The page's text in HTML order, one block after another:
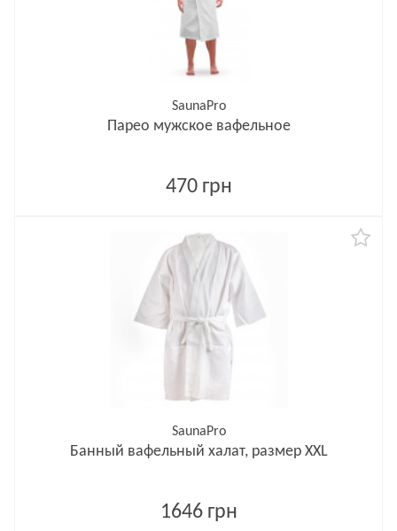
SaunaPro
Парео мужское вафельное
470 грн
SaunaPro
Банный вафельный халат, размер XXL
1646 грн